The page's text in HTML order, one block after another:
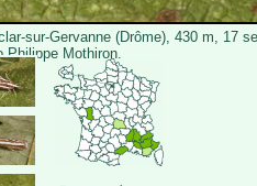
sur-Gervanne (Drôme), 430 m, 17
Philippe Mothiron.